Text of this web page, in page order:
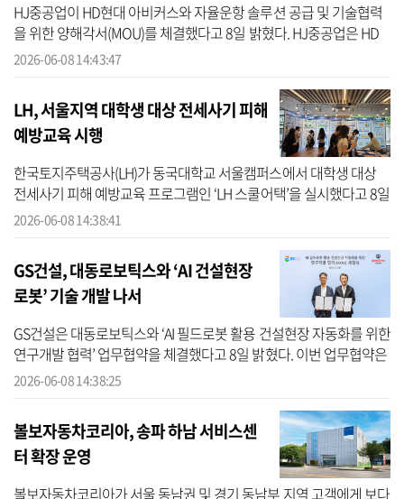
HJ중공업이 HD현대 아비커스와 자율운항 솔루션 공급 및 기술협력
을 위한 양해각서(MOU)를 체결했다고 8일 밝혔다. HJ중공업은 HD
현대 아비커스와 지난 4일 그리스 아테네 메트로폴리탄 엑스포 센터
2026-06-08 14:43:47
LH, 서울지역 대학생 대상 전세사기 피해
예방교육 시행
한국토지주택공사(LH)가 동국대학교 서울캠퍼스에서 대학생 대상
전세사기 피해 예방교육 프로그램인 ‘LH 스쿨어택’을 실시했다고 8일
밝혔다. LH 스쿨어택은 전세 계약 경험 및 관련 정보가 상대적으로 부
2026-06-08 14:38:41
GS건설, 대동로보틱스와 ‘AI 건설현장
로봇’ 기술 개발 나서
GS건설은 대동로보틱스와 ‘AI 필드로봇 활용 건설현장 자동화를 위한
연구개발 협력’ 업무협약을 체결했다고 8일 밝혔다. 이번 업무협약은
건설환경에 최적화된 로봇 모델을 공동 개발하기 위한 협력이다. 양
2026-06-08 14:38:25
볼보자동차코리아, 송파 하남 서비스센
터 확장 운영
볼보자동차코리아가 서울 동남권 및 경기 동남부 지역 고객에게 보다